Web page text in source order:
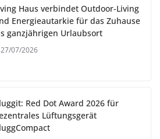
Haus verbindet Outdoor-Living
Energieautarkie für das Zuhause
ganzjährigen Urlaubsort
27/07/2026
Red Dot Award 2026 für
Lüftungsgerät